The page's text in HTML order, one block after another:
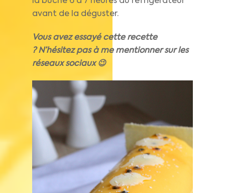
avant de la déguster.
Vous avez essayé cette recette
? N’hésitez pas à me mentionner sur les
réseaux sociaux 😉